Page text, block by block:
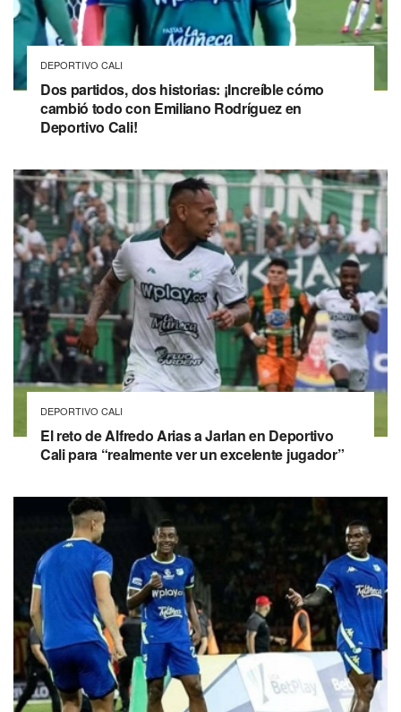
DEPORTIVO CALI
Dos partidos, dos historias: ¡Increíble cómo
cambió todo con Emiliano Rodríguez en
Deportivo Cali!
DEPORTIVO CALI
El reto de Alfredo Arias a Jarlan en Deportivo
Cali para “realmente ver un excelente jugador”